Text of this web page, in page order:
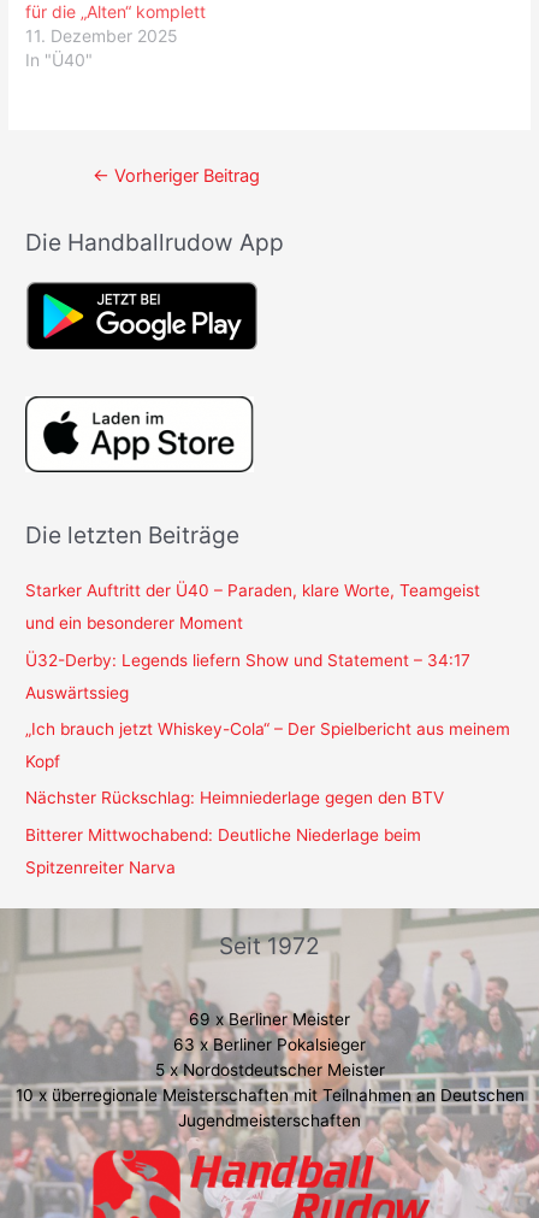
für die „Alten“ komplett
11. Dezember 2025
In "Ü40"
Beitrags-
← Vorheriger Beitrag
Die Handballrudow App
Die letzten Beiträge
Starker Auftritt der Ü40 – Paraden, klare Worte, Teamgeist
und ein besonderer Moment
Ü32-Derby: Legends liefern Show und Statement – 34:17
Auswärtssieg
„Ich brauch jetzt Whiskey-Cola“ – Der Spielbericht aus meinem
Kopf
Nächster Rückschlag: Heimniederlage gegen den BTV
Bitterer Mittwochabend: Deutliche Niederlage beim
Spitzenreiter Narva
Seit 1972
69 x Berliner Meister
63 x Berliner Pokalsieger
5 x Nordostdeutscher Meister
10 x überregionale Meisterschaften mit Teilnahmen an Deutschen
Jugendmeisterschaften